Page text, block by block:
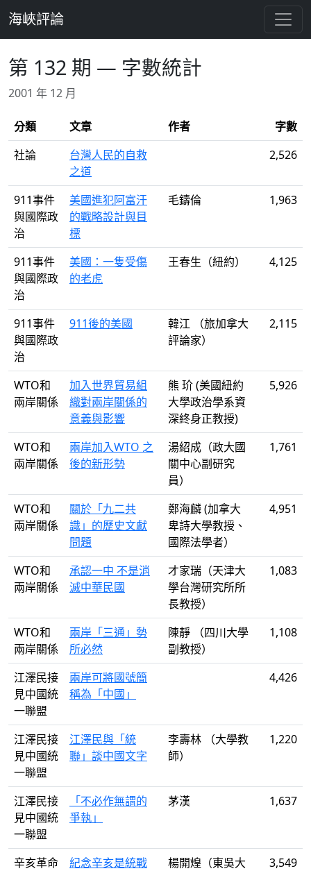
海峽評論
第 132 期 — 字數統計
2001 年 12 月
分類 文章 作者
字數
社論
台灣人民的自救
之道
2,526
911事件
與國際政
治
美國進犯阿富汗
的戰略設計與目
標
毛鑄倫 1,963
911事件
與國際政
治
美國：一隻受傷
的老虎
王春生（紐約） 4,125
911事件
與國際政
治
911後的美國
韓江 （旅加拿大
評論家）
2,115
WTO和
兩岸關係
加入世界貿易組
織對兩岸關係的
意義與影響
熊 玠 (美國紐約
大學政治學系資
深終身正教授)
5,926
WTO和
兩岸關係
兩岸加入WTO 之
後的新形勢
湯紹成（政大國
關中心副研究
員）
1,761
WTO和
兩岸關係
關於「九二共
識」的歷史文獻
問題
鄭海麟 (加拿大
卑詩大學教授、
國際法學者）
4,951
WTO和
兩岸關係
承認一中 不是消
滅中華民國
才家瑞（天津大
學台灣研究所所
長教授）
1,083
WTO和
兩岸關係
兩岸「三通」勢
所必然
陳靜 （四川大學
副教授）
1,108
江澤民接
見中國統
一聯盟
兩岸可將國號簡
稱為「中國」
4,426
江澤民接
見中國統
一聯盟
江澤民與「統
聯」談中國文字
李壽林 （大學教
師）
1,220
江澤民接
見中國統
一聯盟
「不必作無謂的
爭執」
茅漢 1,637
辛亥革命
紀念辛亥是統戰
楊開煌（東吳大
3,549